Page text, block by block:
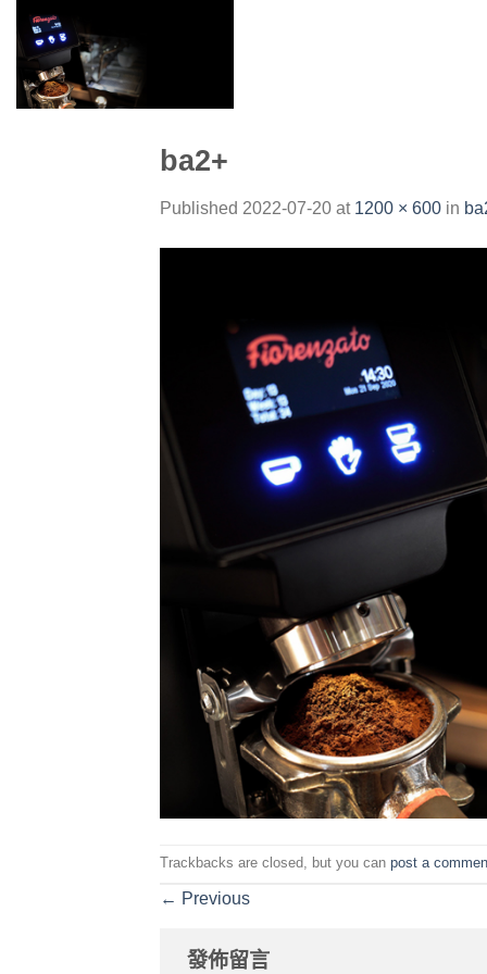
Skip
content
ba2+
Published 2022-07-20 at 1200 × 600 in
Trackbacks are closed, but you can post a
← Previous
發佈留言